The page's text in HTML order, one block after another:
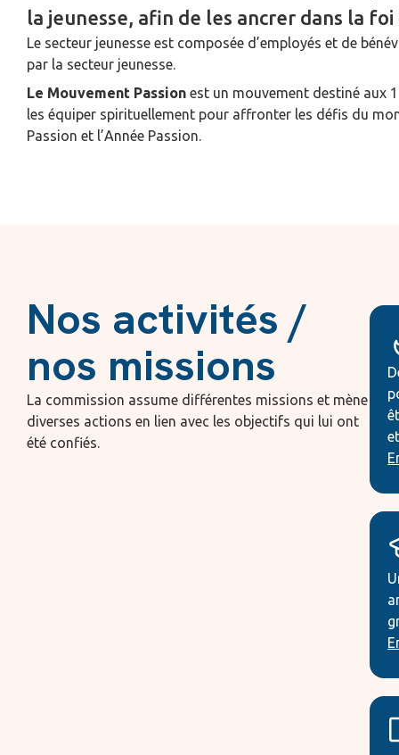
la jeunesse, afin de les ancrer dans la
Le secteur jeunesse est composée d’employés et de
par la secteur jeunesse.
Le Mouvement Passion est un mouvement destiné aux
les équiper spirituellement pour affronter les défis du
Passion et l’Année Passion.
Nos activités /
nos missions
La commission assume différentes missions et mène
diverses actions en lien avec les objectifs qui lui ont
été confiés.